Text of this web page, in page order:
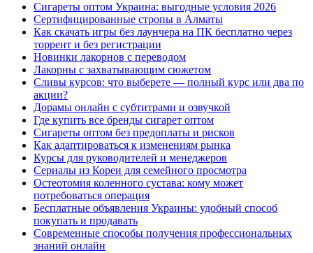
Сигареты оптом Украина: выгодные условия 2026
Сертифицированные стропы в Алматы
Как скачать игры без лаунчера на ПК бесплатно через
торрент и без регистрации
Новинки лакорнов с переводом
Лакорны с захватывающим сюжетом
Сливы курсов: что выберете — полный курс или два по
акции?
Дорамы онлайн с субтитрами и озвучкой
Где купить все бренды сигарет оптом
Сигареты оптом без предоплаты и рисков
Как адаптироваться к изменениям рынка
Курсы для руководителей и менеджеров
Сериалы из Кореи для семейного просмотра
Остеотомия коленного сустава: кому может
потребоваться операция
Бесплатные объявления Украины: удобный способ
покупать и продавать
Современные способы получения профессиональных
знаний онлайн